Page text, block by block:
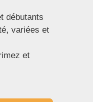
débutants
variées et
et